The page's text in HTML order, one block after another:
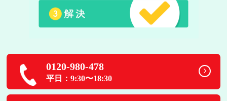
0120-980-478
平日：9:30〜18:30